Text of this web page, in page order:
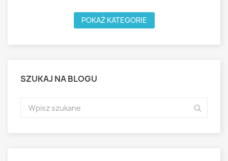
POKAŻ KATEGORIE
SZUKAJ NA BLOGU